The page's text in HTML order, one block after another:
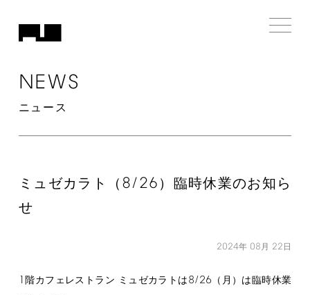
NEWS
ニュース
ミュゼカラト（ 8/26 ）臨時休業のお知ら
せ
2024年 08 月 22 日
1 階カフェレストラン ミュゼカラトは8/26（月）は臨時休業